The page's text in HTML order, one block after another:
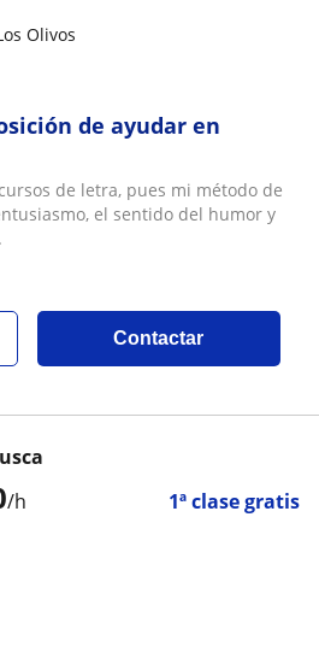
Olivos
de ayudar en
de letra, pues mi método de
el sentido del humor y
Contactar
/h 1ª clase gratis